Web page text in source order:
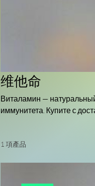
维他命
Виталамин —
иммунитета. Купите с
1 項產品